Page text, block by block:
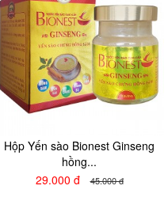
Hộp Yến sào Bionest Ginseng
hồng...
29.000 đ
45.000 đ